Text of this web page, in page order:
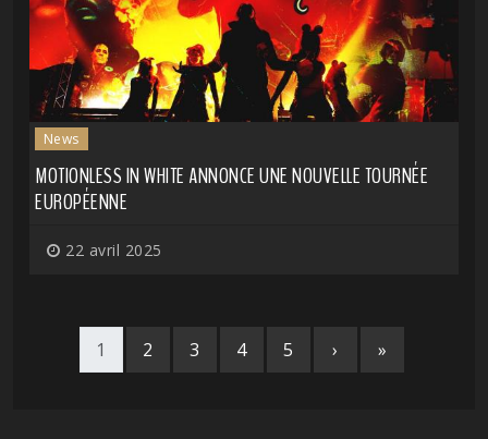
News
MOTIONLESS IN WHITE ANNONCE UNE NOUVELLE TOURNÉE
EUROPÉENNE
22 avril 2025
1 2 3 4 5 › »